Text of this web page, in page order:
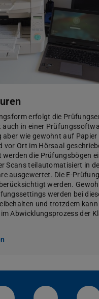
erfolgt die
auch in einer
aber wie gewohnt auf Papier
vor Ort im Hörsaal
werden die Prüfungsbögen
Scans teilautomatisiert in
ausgewertet. Die E-
werden.
werden bei
und trotzdem kann
Abwicklungsprozess der